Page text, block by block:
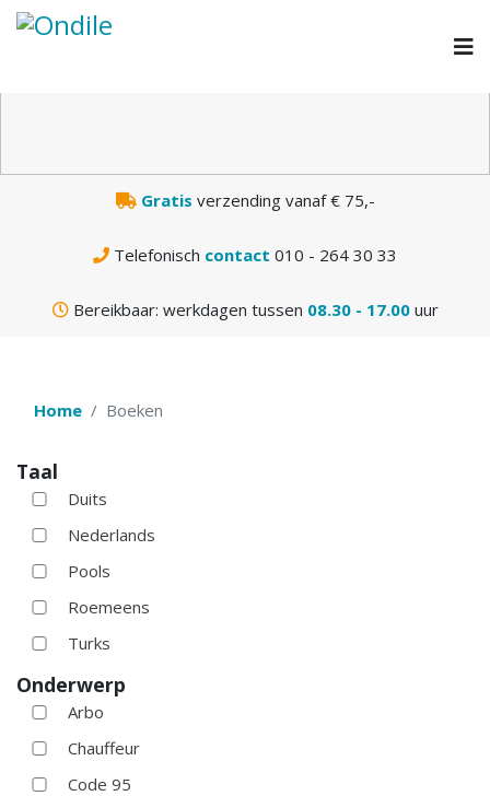
Gratis verzending vanaf € 75,-
Telefonisch contact 010 - 264 30 33
Bereikbaar: werkdagen tussen 08.30 - 17.00uur
Home Boeken
Taal
Duits
Nederlands
Pools
Roemeens
Turks
Onderwerp
Arbo
Chauffeur
Code 95